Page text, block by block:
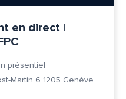
en direct |
présentiel
Martin 6 1205 Genève